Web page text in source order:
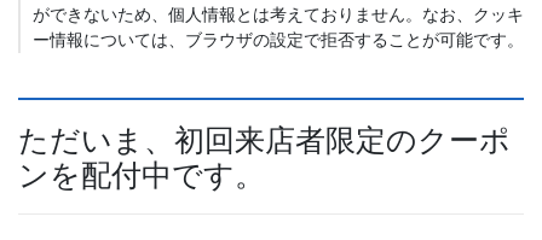
ができないため、個人情報とは考えておりません。なお、クッキ
ー情報については、ブラウザの設定で拒否することが可能です。
ただいま、初回来店者限定のクーポ
ンを配付中です。